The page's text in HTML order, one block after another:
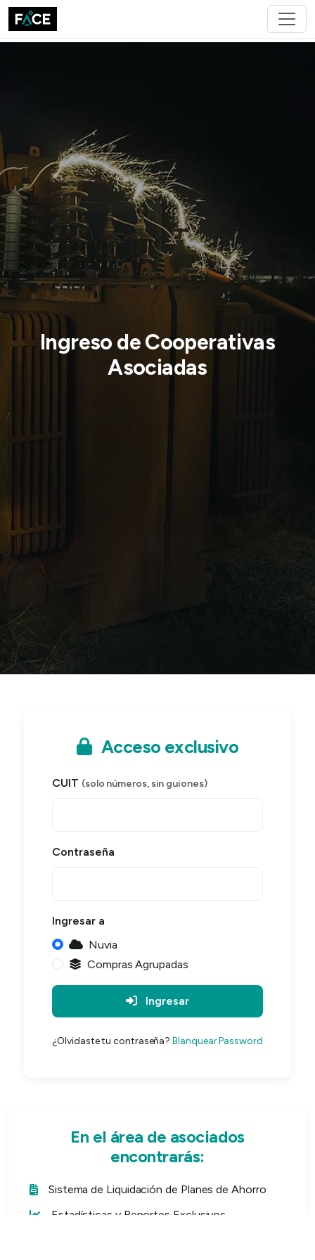
Ingreso de Cooperativas
Asociadas
Acceso exclusivo
CUIT (solo números, sin guiones)
Contraseña
Ingresar a
Nuvia
Compras Agrupadas
Ingresar
¿Olvidaste tu contraseña?Blanquear Password
En el área de asociados
encontrarás:
Sistema de Liquidación de Planes de Ahorro
Estadísticas y Reportes Exclusivos